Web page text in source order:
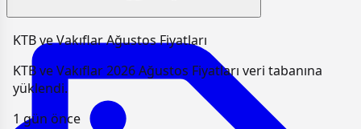
KTB ve Vakıflar Ağustos Fiyatları
KTB ve Vakıflar 2026 Ağustos Fiyatları veri tabanına
yüklendi.
1 gün önce